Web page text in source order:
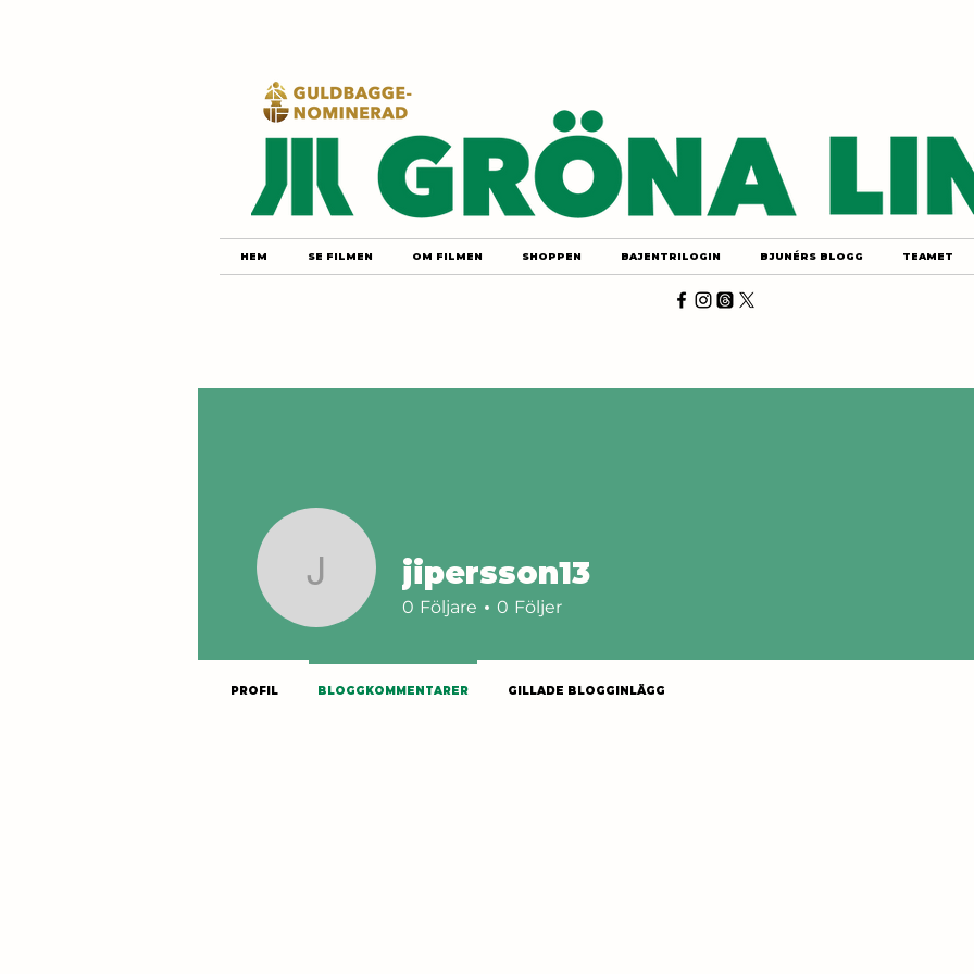
HEM SE FILMEN OM FILMEN SHOPPEN BAJENTRILOGIN BJUNÉRS BLOGG TEAMET
jipersson13
jipersson13
0 Följare 0 Följer
PROFIL BLOGGKOMMENTARER GILLADE BLOGGINLÄGG